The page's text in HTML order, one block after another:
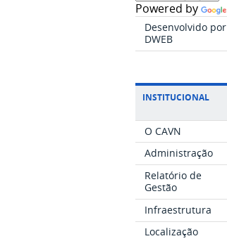
Powered by
Desenvolvido por
DWEB
INSTITUCIONAL
O CAVN
Administração
Relatório de
Gestão
Infraestrutura
Localização